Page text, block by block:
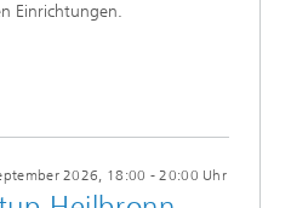
Einrichtungen.​​
2026, 18:00 - 20:00 Uhr